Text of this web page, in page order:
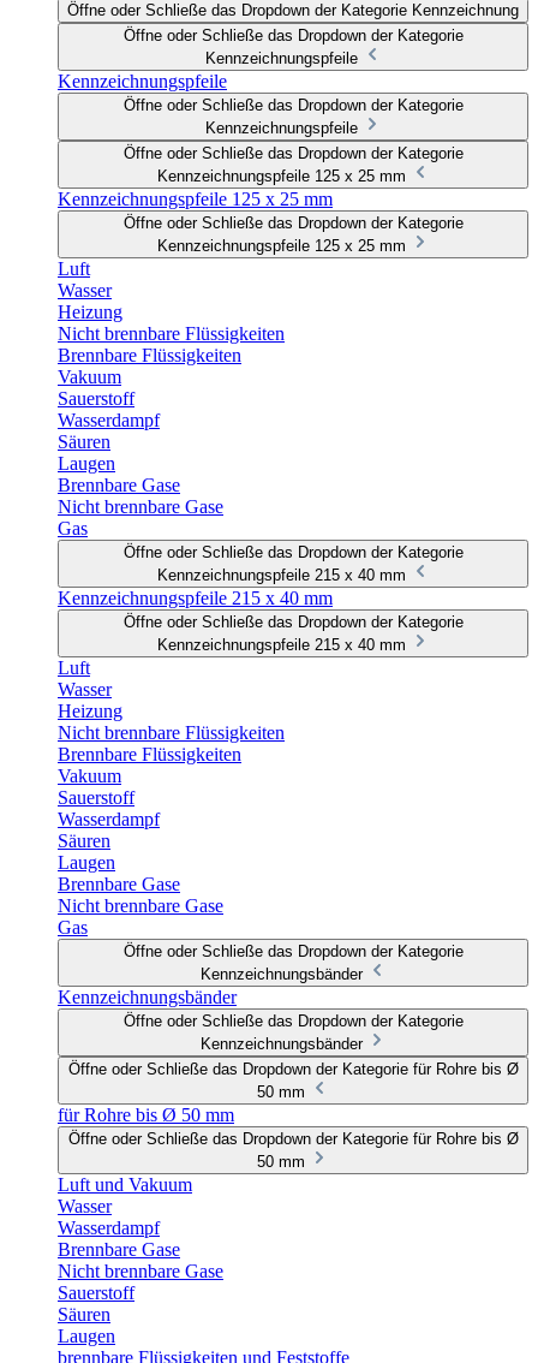
Öffne oder Schließe das Dropdown der Kategorie Kennzeichnung
Öffne oder Schließe das Dropdown der Kategorie
Kennzeichnungspfeile
Kennzeichnungspfeile
Öffne oder Schließe das Dropdown der Kategorie
Kennzeichnungspfeile
Öffne oder Schließe das Dropdown der Kategorie
Kennzeichnungspfeile 125 x 25 mm
Kennzeichnungspfeile 125 x 25 mm
Öffne oder Schließe das Dropdown der Kategorie
Kennzeichnungspfeile 125 x 25 mm
Luft
Wasser
Heizung
Nicht brennbare Flüssigkeiten
Brennbare Flüssigkeiten
Vakuum
Sauerstoff
Wasserdampf
Säuren
Laugen
Brennbare Gase
Nicht brennbare Gase
Gas
Öffne oder Schließe das Dropdown der Kategorie
Kennzeichnungspfeile 215 x 40 mm
Kennzeichnungspfeile 215 x 40 mm
Öffne oder Schließe das Dropdown der Kategorie
Kennzeichnungspfeile 215 x 40 mm
Luft
Wasser
Heizung
Nicht brennbare Flüssigkeiten
Brennbare Flüssigkeiten
Vakuum
Sauerstoff
Wasserdampf
Säuren
Laugen
Brennbare Gase
Nicht brennbare Gase
Gas
Öffne oder Schließe das Dropdown der Kategorie
Kennzeichnungsbänder
Kennzeichnungsbänder
Öffne oder Schließe das Dropdown der Kategorie
Kennzeichnungsbänder
Öffne oder Schließe das Dropdown der Kategorie für Rohre bis Ø
50 mm
für Rohre bis Ø 50 mm
Öffne oder Schließe das Dropdown der Kategorie für Rohre bis Ø
50 mm
Luft und Vakuum
Wasser
Wasserdampf
Brennbare Gase
Nicht brennbare Gase
Sauerstoff
Säuren
Laugen
brennbare Flüssigkeiten und Feststoffe